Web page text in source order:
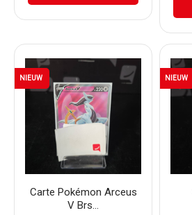
Carte Pokémon Arceus
V Brs...
NIEUW NIEUW